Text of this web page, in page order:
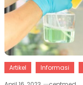
Artikel Informasi